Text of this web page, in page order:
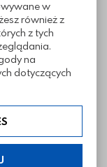
w
również z
z tych
na
dotyczących
chwili
cegły